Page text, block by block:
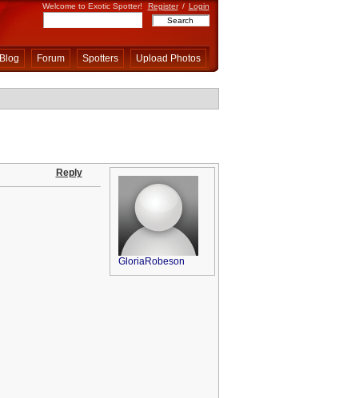
Welcome to Exotic Spotter! Register / Login
Blog Forum Spotters Upload Photos
Reply
GloriaRobeson